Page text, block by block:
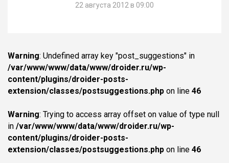
22 августа 2012 в 09:00
Warning: Undefined array key "post_suggestions" in
/var/www/www/data/www/droider.ru/wp-
content/plugins/droider-posts-
extension/classes/postsuggestions.php on line 46
Warning: Trying to access array offset on value of type null
in /var/www/www/data/www/droider.ru/wp-
content/plugins/droider-posts-
extension/classes/postsuggestions.php on line 46